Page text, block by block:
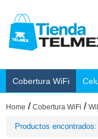
Cobertura WiFi
Home / Cobertura WiFi /
Productos